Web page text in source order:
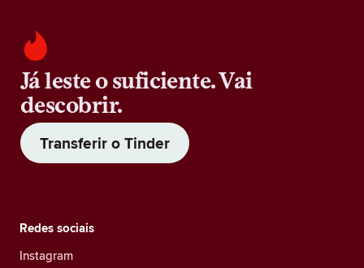
Já leste o suficiente. Vai
descobrir.
Transferir o Tinder
Redes sociais
Instagram